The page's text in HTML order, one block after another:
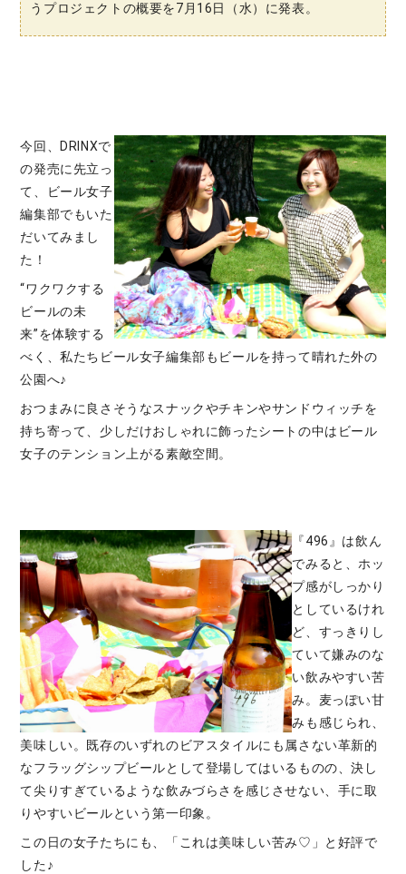
うプロジェクトの概要を7月16日（水）に発表。
今回、DRINXで
の発売に先立っ
て、ビール女子
編集部でもいた
だいてみまし
た！
“ワクワクする
ビールの未
来”を体験する
べく、私たちビール女子編集部もビールを持って晴れた外の
公園へ♪
おつまみに良さそうなスナックやチキンやサンドウィッチを
持ち寄って、少しだけおしゃれに飾ったシートの中はビール
女子のテンション上がる素敵空間。
『496』は飲ん
でみると、ホッ
プ感がしっかり
としているけれ
ど、すっきりし
ていて嫌みのな
い飲みやすい苦
み。麦っぽい甘
みも感じられ、
美味しい。既存のいずれのビアスタイルにも属さない革新的
なフラッグシップビールとして登場してはいるものの、決し
て尖りすぎているような飲みづらさを感じさせない、手に取
りやすいビールという第一印象。
この日の女子たちにも、「これは美味しい苦み♡」と好評で
した♪